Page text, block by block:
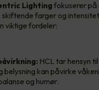
Lighting fokuserer på
skiftende farger og
viktige fordeler:
HCL tar hensyn
belysning kan påvirke
og humør.